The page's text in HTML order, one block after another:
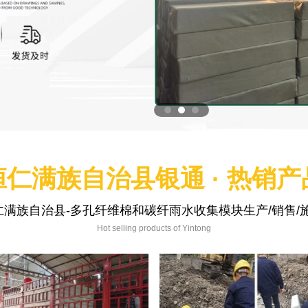
仁满族自治县银通 · 热销产
满族自治县-多孔纤维棉和碳纤雨水收集模块生产/销售/
Hot selling products of Yintong